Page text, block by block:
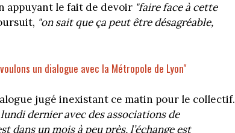
appuyant le fait de devoir "faire face à cette
"on sait que ça peut être désagréable,
un dialogue avec la Métropole de Lyon"
jugé inexistant ce matin pour le collectif.
dernier avec des associations de
dans un mois à peu près, l’échange est